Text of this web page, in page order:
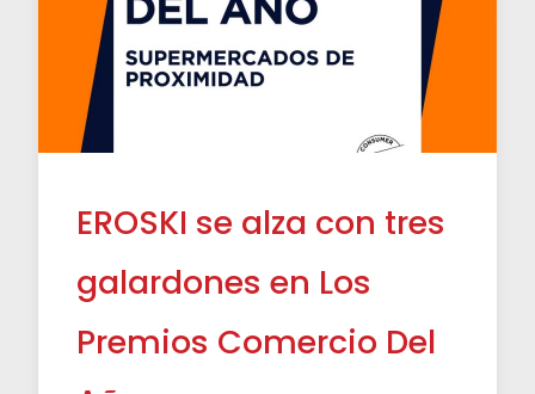
EROSKI se alza con tres
galardones en Los
Premios Comercio Del